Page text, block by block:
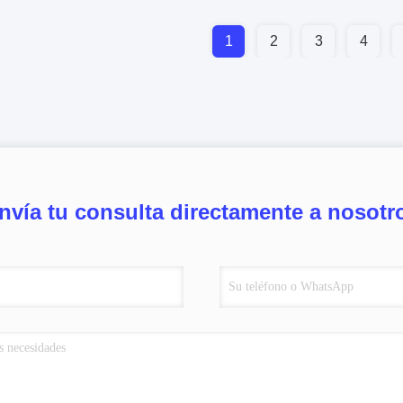
1 2 3 4
tu consulta directamente a